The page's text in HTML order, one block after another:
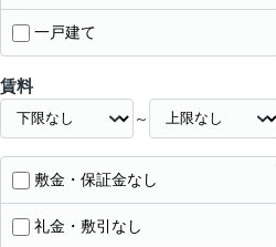
一戸建て
賃料
～
敷金・保証金なし
礼金・敷引なし